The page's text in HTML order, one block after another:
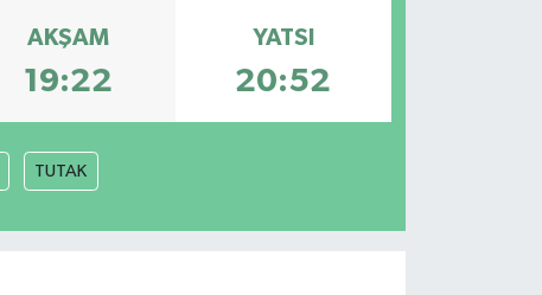
AKŞAM
19:22
YATSI
20:52
TUTAK